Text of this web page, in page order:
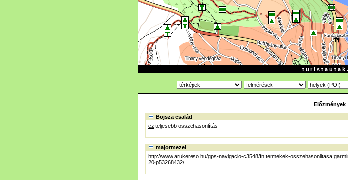
t u r i s t a u t a k
Előzmények
Bojsza család
ez teljesebb összehasonlítás
majormezei
http://www.arukereso.hu/gps-navigacio-c3548/fn:termekek-
20-p53268432/